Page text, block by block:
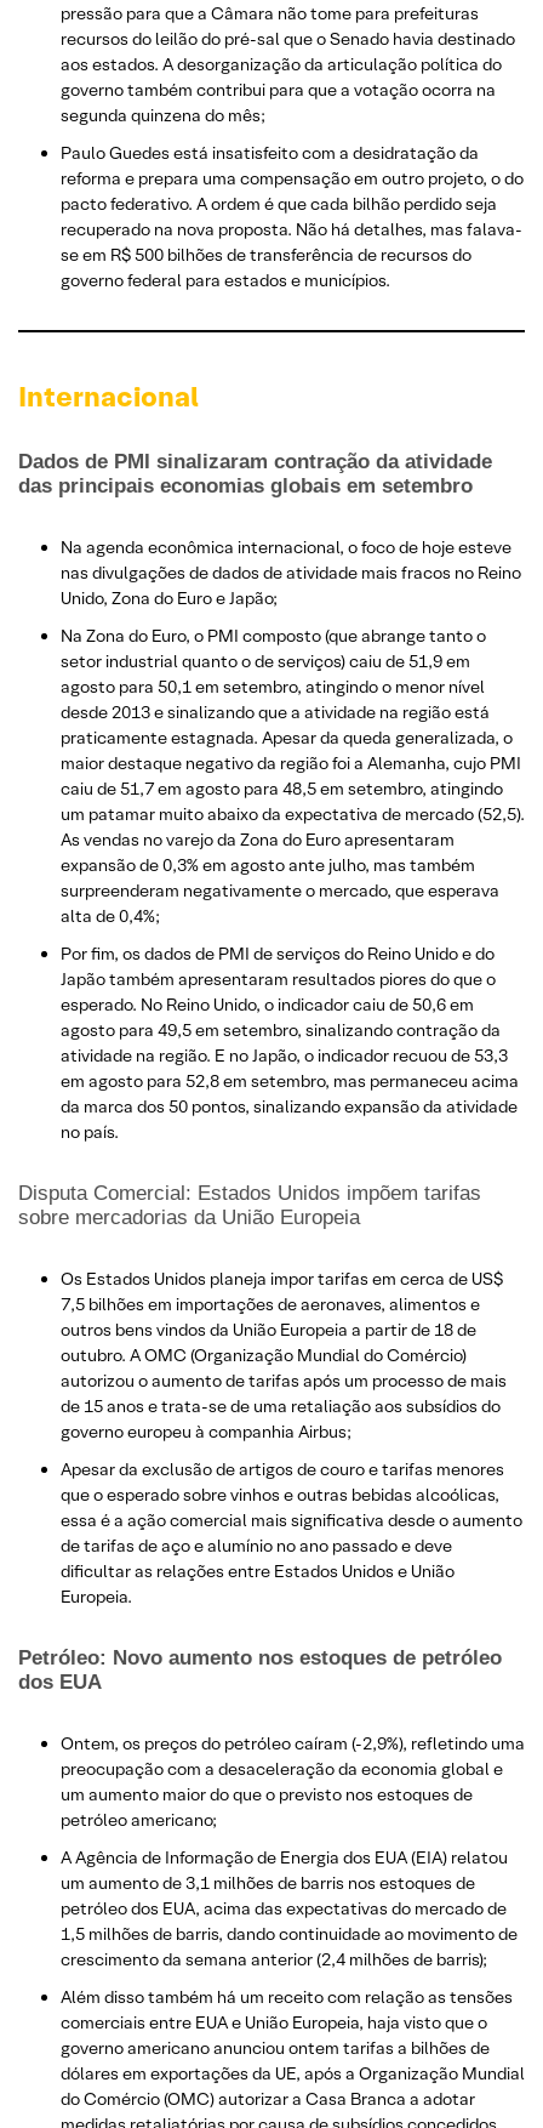
pressão para que a Câmara não tome para prefeituras
recursos do leilão do pré-sal que o Senado havia destinado
aos estados. A desorganização da articulação política do
governo também contribui para que a votação ocorra na
segunda quinzena do mês;
Paulo Guedes está insatisfeito com a desidratação da
reforma e prepara uma compensação em outro projeto, o do
pacto federativo. A ordem é que cada bilhão perdido seja
recuperado na nova proposta. Não há detalhes, mas falava-
se em R$ 500 bilhões de transferência de recursos do
governo federal para estados e municípios.
Internacional
Dados de PMI sinalizaram contração da atividade
das principais economias globais em setembro
Na agenda econômica internacional, o foco de hoje esteve
nas divulgações de dados de atividade mais fracos no Reino
Unido, Zona do Euro e Japão;
Na Zona do Euro, o PMI composto (que abrange tanto o
setor industrial quanto o de serviços) caiu de 51,9 em
agosto para 50,1 em setembro, atingindo o menor nível
desde 2013 e sinalizando que a atividade na região está
praticamente estagnada. Apesar da queda generalizada, o
maior destaque negativo da região foi a Alemanha, cujo PMI
caiu de 51,7 em agosto para 48,5 em setembro, atingindo
um patamar muito abaixo da expectativa de mercado (52,5).
As vendas no varejo da Zona do Euro apresentaram
expansão de 0,3% em agosto ante julho, mas também
surpreenderam negativamente o mercado, que esperava
alta de 0,4%;
Por fim, os dados de PMI de serviços do Reino Unido e do
Japão também apresentaram resultados piores do que o
esperado. No Reino Unido, o indicador caiu de 50,6 em
agosto para 49,5 em setembro, sinalizando contração da
atividade na região. E no Japão, o indicador recuou de 53,3
em agosto para 52,8 em setembro, mas permaneceu acima
da marca dos 50 pontos, sinalizando expansão da atividade
no país.
Disputa Comercial: Estados Unidos impõem tarifas
sobre mercadorias da União Europeia
Os Estados Unidos planeja impor tarifas em cerca de US$
7,5 bilhões em importações de aeronaves, alimentos e
outros bens vindos da União Europeia a partir de 18 de
outubro. A OMC (Organização Mundial do Comércio)
autorizou o aumento de tarifas após um processo de mais
de 15 anos e trata-se de uma retaliação aos subsídios do
governo europeu à companhia Airbus;
Apesar da exclusão de artigos de couro e tarifas menores
que o esperado sobre vinhos e outras bebidas alcoólicas,
essa é a ação comercial mais significativa desde o aumento
de tarifas de aço e alumínio no ano passado e deve
dificultar as relações entre Estados Unidos e União
Europeia.
Petróleo: Novo aumento nos estoques de petróleo
dos EUA
Ontem, os preços do petróleo caíram (-2,9%), refletindo uma
preocupação com a desaceleração da economia global e
um aumento maior do que o previsto nos estoques de
petróleo americano;
A Agência de Informação de Energia dos EUA (EIA) relatou
um aumento de 3,1 milhões de barris nos estoques de
petróleo dos EUA, acima das expectativas do mercado de
1,5 milhões de barris, dando continuidade ao movimento de
crescimento da semana anterior (2,4 milhões de barris);
Além disso também há um receito com relação as tensões
comerciais entre EUA e União Europeia, haja visto que o
governo americano anunciou ontem tarifas a bilhões de
dólares em exportações da UE, após a Organização Mundial
do Comércio (OMC) autorizar a Casa Branca a adotar